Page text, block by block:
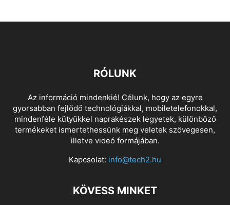
RÓLUNK
Az információ mindenkié! Célunk, hogy az egyre
gyorsabban fejlődő technológiákkal, mobiletelefonokkal,
mindenféle kütyükkel naprakészek legyetek, különböző
termékeket ismertethessünk meg veletek szövegesen,
illetve videó formájában.
Kapcsolat: info@tech2.hu
KÖVESS MINKET